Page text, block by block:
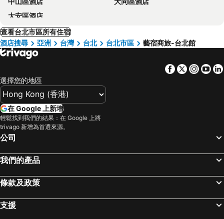
大安區酒店
查看台北市區所有住宿
酒店搜尋
亞洲 台灣 台北 台北市區 藝宿商旅-台北館
Facebook
Twitter
選擇您的地區
在 Google 上新增
輕鬆找到我們的結果：在 Google 上將
trivago 新增為首選來源。
公司
我們的產品
條款及政策
支援